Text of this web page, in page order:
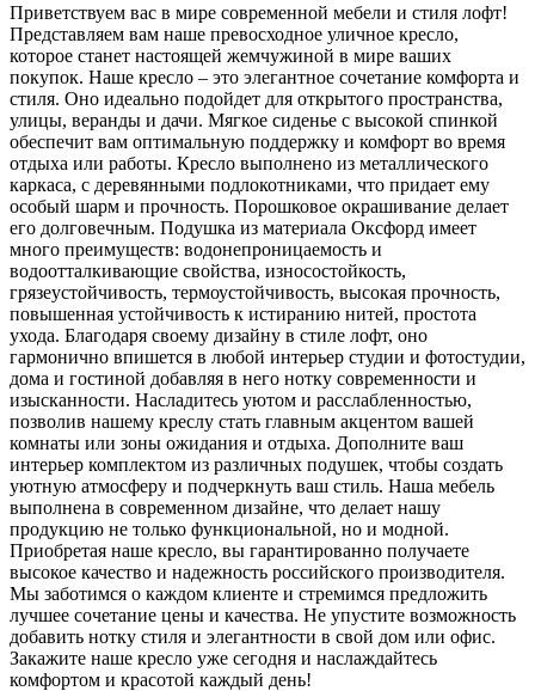
Приветствуем вас в мире современной мебели и стиля лофт!
Представляем вам наше превосходное уличное кресло,
которое станет настоящей жемчужиной в мире ваших
покупок. Наше кресло – это элегантное сочетание комфорта и
стиля. Оно идеально подойдет для открытого пространства,
улицы, веранды и дачи. Мягкое сиденье с высокой спинкой
обеспечит вам оптимальную поддержку и комфорт во время
отдыха или работы. Кресло выполнено из металлического
каркаса, с деревянными подлокотниками, что придает ему
особый шарм и прочность. Порошковое окрашивание делает
его долговечным. Подушка из материала Оксфорд имеет
много преимуществ: водонепроницаемость и
водоотталкивающие свойства, износостойкость,
грязеустойчивость, термоустойчивость, высокая прочность,
повышенная устойчивость к истиранию нитей, простота
ухода. Благодаря своему дизайну в стиле лофт, оно
гармонично впишется в любой интерьер студии и фотостудии,
дома и гостиной добавляя в него нотку современности и
изысканности. Насладитесь уютом и расслабленностью,
позволив нашему креслу стать главным акцентом вашей
комнаты или зоны ожидания и отдыха. Дополните ваш
интерьер комплектом из различных подушек, чтобы создать
уютную атмосферу и подчеркнуть ваш стиль. Наша мебель
выполнена в современном дизайне, что делает нашу
продукцию не только функциональной, но и модной.
Приобретая наше кресло, вы гарантированно получаете
высокое качество и надежность российского производителя.
Мы заботимся о каждом клиенте и стремимся предложить
лучшее сочетание цены и качества. Не упустите возможность
добавить нотку стиля и элегантности в свой дом или офис.
Закажите наше кресло уже сегодня и наслаждайтесь
комфортом и красотой каждый день!